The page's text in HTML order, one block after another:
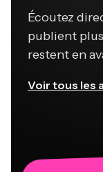
Écoutez
publient
restent en
Voir tous les